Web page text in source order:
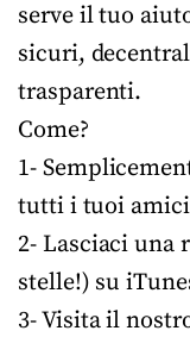
serve il tuo
sicuri,
trasparenti.
Come?
1-
tutti i tuoi
2- Lasciaci una
stelle!) su
3- Visita il